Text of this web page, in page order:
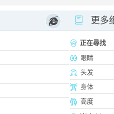
更多
正在尋找
眼睛
头发
身体
高度